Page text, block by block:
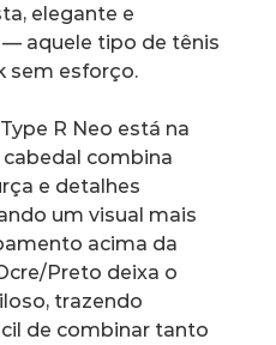
elegante e
aquele tipo de tênis
sem esforço.
R Neo está na
combina
e detalhes
um visual mais
acima da
Preto deixa o
trazendo
de combinar tanto